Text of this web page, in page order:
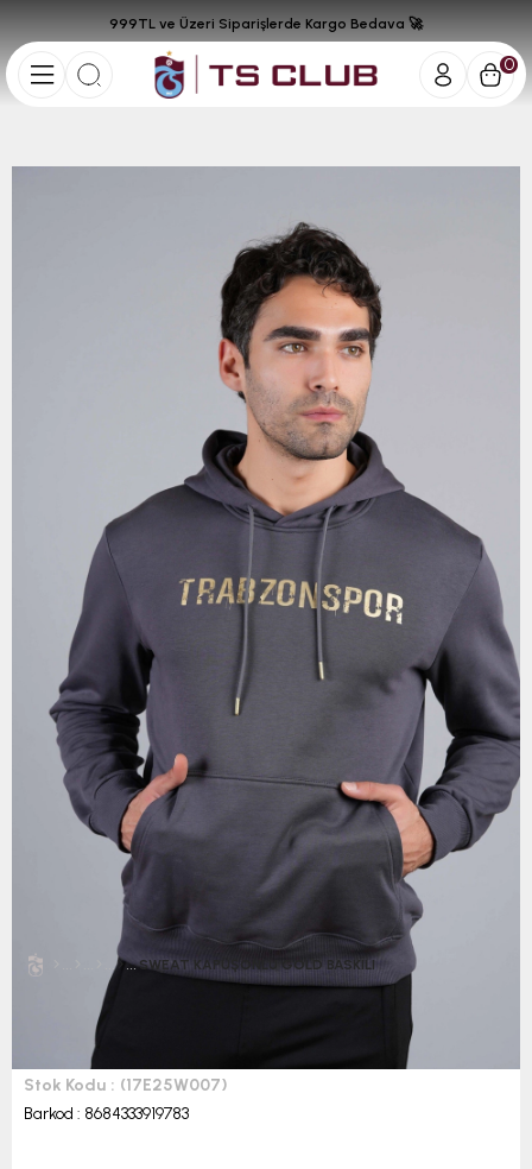
0
999TL ve Üzeri Siparişlerde Kargo Bedava 🚀
SWEAT KAPÜŞONLU GOLD BASKILI
SWEAT KAPÜŞONLU GOLD BASKILI
Stok Kodu
(17E25W007)
Barkod : 8684333919783